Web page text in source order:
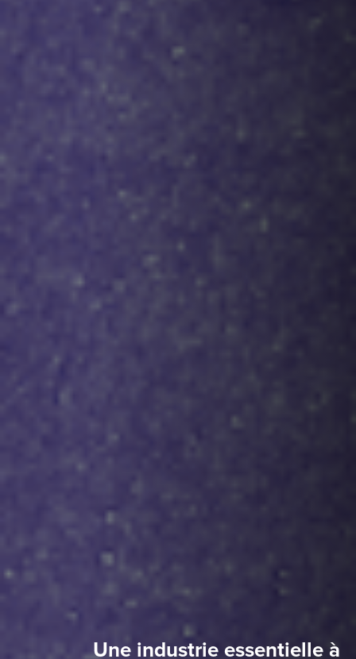
Une industrie essentielle à